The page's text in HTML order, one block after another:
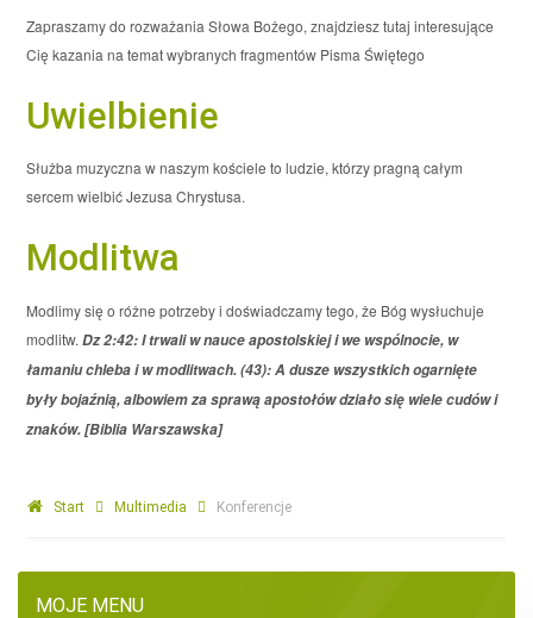
Zapraszamy do rozważania Słowa Bożego, znajdziesz tutaj interesujące
Cię kazania na temat wybranych fragmentów Pisma Świętego
Uwielbienie
Służba muzyczna w naszym kościele to ludzie, którzy pragną całym
sercem wielbić Jezusa Chrystusa.
Modlitwa
Modlimy się o różne potrzeby i doświadczamy tego, że Bóg wysłuchuje
modlitw. Dz 2:42: I trwali w nauce apostolskiej i we wspólnocie, w
łamaniu chleba i w modlitwach. (43): A dusze wszystkich ogarnięte
były bojaźnią, albowiem za sprawą apostołów działo się wiele cudów i
znaków. [Biblia Warszawska]
Start Multimedia Konferencje
MOJE MENU